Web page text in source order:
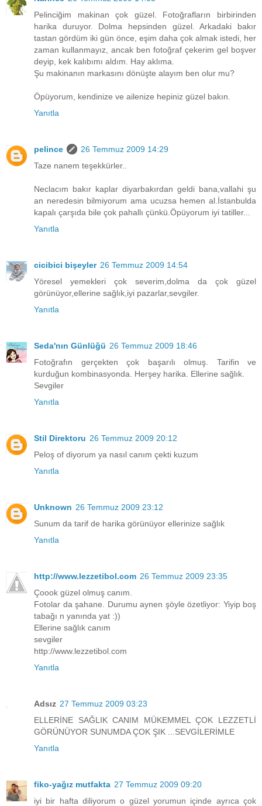
Pelinciğim makinan çok güzel. Fotoğrafların birbirinden
harika duruyor. Dolma hepsinden güzel. Arkadaki bakır
tastan gördüm iki gün önce, eşim daha çok almak istedi, her
zaman kullanmayız, ancak ben fotoğraf çekerim gel boşver
deyip, kek kalıbımı aldım. Hay aklıma.
Şu makinanın markasını dönüşte alayım ben olur mu?
Öpüyorum, kendinize ve ailenize hepiniz güzel bakın.
Yanıtla
pelince
26 Temmuz 2009 14:29
Taze nanem teşekkürler..
Neclacım bakır kaplar diyarbakırdan geldi bana,vallahi şu
an neredesin bilmiyorum ama ucuzsa hemen al.İstanbulda
kapalı çarşıda bile çok pahallı çünkü.Öpüyorum iyi tatiller...
Yanıtla
cicibici bişeyler 26 Temmuz 2009 14:54
Yöresel yemekleri çok severim,dolma da çok güzel
görünüyor,ellerine sağlık,iyi pazarlar,sevgiler.
Yanıtla
Seda'nın Günlüğü 26 Temmuz 2009 18:46
Fotoğrafın gerçekten çok başarılı olmuş. Tarifin ve
kurduğun kombinasyonda. Herşey harika. Ellerine sağlık.
Sevgiler
Yanıtla
Stil Direktoru 26 Temmuz 2009 20:12
Peloş of diyorum ya nasıl canım çekti kuzum
Yanıtla
Unknown 26 Temmuz 2009 23:12
Sunum da tarif de harika görünüyor ellerinize sağlık
Yanıtla
http://www.lezzetibol.com 26 Temmuz 2009 23:35
Çoook güzel olmuş canım.
Fotolar da şahane. Durumu aynen şöyle özetliyor: Yiyip boş
tabağı n yanında yat :))
Ellerine sağlık canım
sevgiler
http://www.lezzetibol.com
Yanıtla
Adsız 27 Temmuz 2009 03:23
ELLERİNE SAĞLIK CANIM MÜKEMMEL ÇOK LEZZETLİ
GÖRÜNÜYOR SUNUMDA ÇOK ŞIK ...SEVGİLERİMLE
Yanıtla
fiko-yağız mutfakta 27 Temmuz 2009 09:20
iyi bir hafta diliyorum o güzel yorumun içinde ayrıca çok